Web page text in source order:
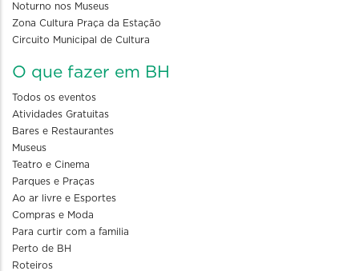
Noturno nos Museus
Zona Cultura Praça da Estação
Circuito Municipal de Cultura
O que fazer em BH
Todos os eventos
Atividades Gratuitas
Bares e Restaurantes
Museus
Teatro e Cinema
Parques e Praças
Ao ar livre e Esportes
Compras e Moda
Para curtir com a familia
Perto de BH
Roteiros